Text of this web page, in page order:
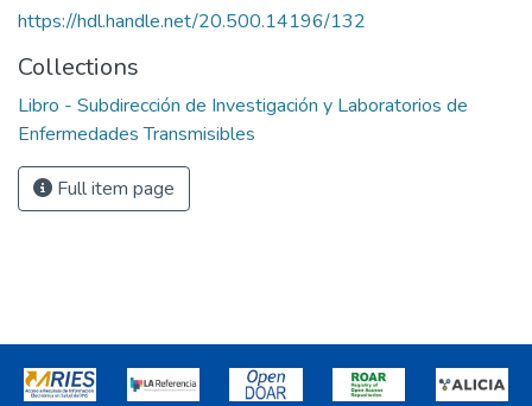
https://hdl.handle.net/20.500.14196/132
Collections
Libro - Subdirección de Investigación y Laboratorios de
Enfermedades Transmisibles
Full item page